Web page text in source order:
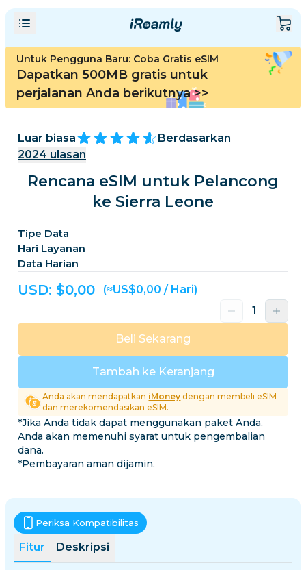
Untuk Pengguna Baru: Coba Gratis eSIM
Dapatkan 500MB gratis untuk
perjalanan Anda berikutnya>>
Luar biasa
Berdasarkan
2024 ulasan
Rencana eSIM untuk Pelancong
ke Sierra Leone
Tipe Data
Hari Layanan
Data Harian
USD: $0,00 (≈US$0,00 / Hari)
Tambah ke Keranjang
Beli Sekarang
Anda akan mendapatkan iMoney dengan membeli eSIM
dan merekomendasikan eSIM.
*Jika Anda tidak dapat menggunakan paket Anda,
Anda akan memenuhi syarat untuk pengembalian
dana.
*Pembayaran aman dijamin.
Fitur Deskripsi
Periksa Kompatibilitas